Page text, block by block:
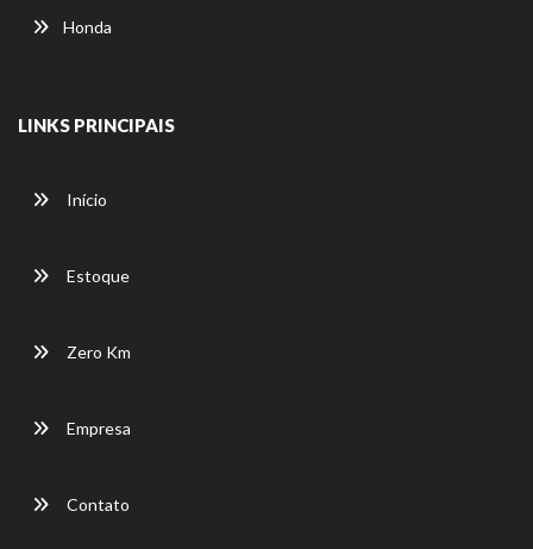
Honda
LINKS PRINCIPAIS
Início
Estoque
Zero Km
Empresa
Contato